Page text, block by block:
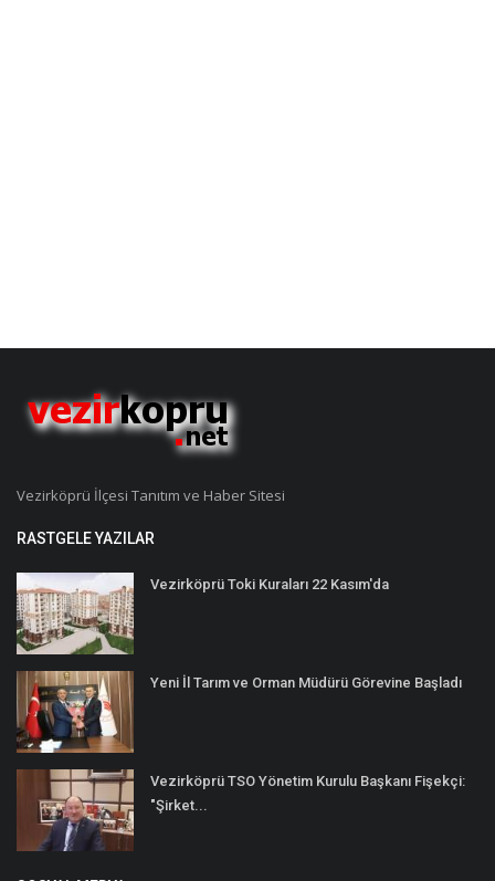
Vezirköprü İlçesi Tanıtım ve Haber Sitesi
RASTGELE YAZILAR
Vezirköprü Toki Kuraları 22 Kasım'da
Yeni İl Tarım ve Orman Müdürü Görevine Başladı
Vezirköprü TSO Yönetim Kurulu Başkanı Fişekçi:
"Şirket...